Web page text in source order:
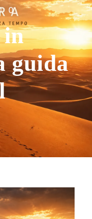
0
in
guida